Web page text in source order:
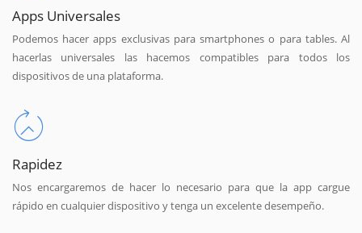
Apps Universales
Podemos hacer apps exclusivas para smartphones o para tables. Al
hacerlas universales las hacemos compatibles para todos los
dispositivos de una plataforma.
Rapidez
Nos encargaremos de hacer lo necesario para que la app cargue
rápido en cualquier dispositivo y tenga un excelente desempeño.